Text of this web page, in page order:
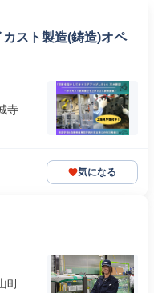
スト製造(鋳造)オペ
寺
気になる
町